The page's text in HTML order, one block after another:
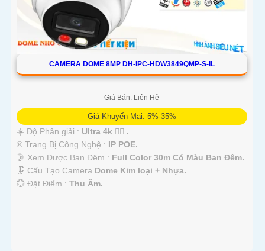
CAMERA DOME 8MP DH-IPC-HDW3849QMP-S-IL
Giá Bán: Liên Hệ
Giá Khuyến Mại: 5%-35%
☀️ Độ Phân giải : Ultra 4k 👍🏾 .
®️ Trang Bị Công Nghệ : IP POE.
🌛 Xem Được Ban Đêm : Full Color 30m Có Màu Ban Ðêm.
🗜️ Cấu Tạo Camera Dome Kim loại + Nhựa.
️💮 Đặt Điểm : Thu Âm.